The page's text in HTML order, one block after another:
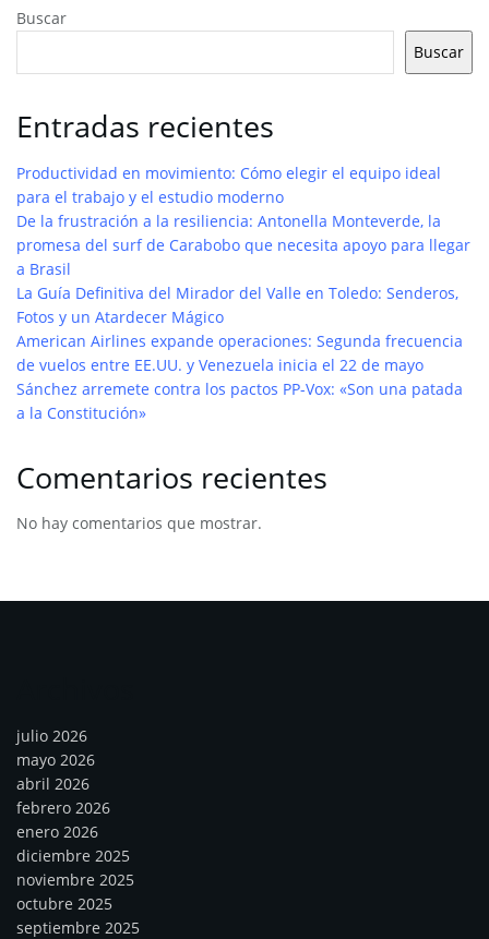
Buscar
Buscar
Entradas recientes
Productividad en movimiento: Cómo elegir el equipo ideal
para el trabajo y el estudio moderno
De la frustración a la resiliencia: Antonella Monteverde, la
promesa del surf de Carabobo que necesita apoyo para llegar
a Brasil
La Guía Definitiva del Mirador del Valle en Toledo: Senderos,
Fotos y un Atardecer Mágico
American Airlines expande operaciones: Segunda frecuencia
de vuelos entre EE.UU. y Venezuela inicia el 22 de mayo
Sánchez arremete contra los pactos PP-Vox: «Son una patada
a la Constitución»
Comentarios recientes
No hay comentarios que mostrar.
julio 2026
mayo 2026
abril 2026
febrero 2026
enero 2026
diciembre 2025
noviembre 2025
octubre 2025
septiembre 2025